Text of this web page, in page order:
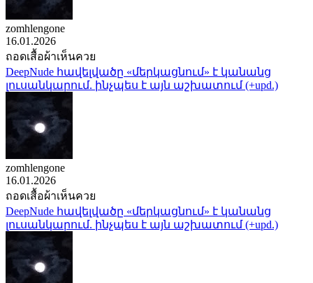
zomhlengone
16.01.2026
ถอดเสื้อผ้าเห็นควย
DeepNude հավելվածը «մերկացնում» է կանանց
լուսանկարում. ինչպես է այն աշխատում (+upd.)
zomhlengone
16.01.2026
ถอดเสื้อผ้าเห็นควย
DeepNude հավելվածը «մերկացնում» է կանանց
լուսանկարում. ինչպես է այն աշխատում (+upd.)